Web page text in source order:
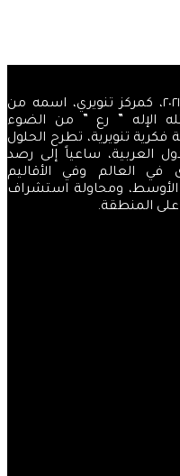
تأسس مركز رع للدراسات في يناير ٢٠٢١، كمركز تنويري، اسمه من
الإله ” رع ” من الضوء
تنويرية، تطرح الحلول
العربية، ساعياً إلى رصد
في العالم وفي الأقاليم
ومحاولة استشراف
على المنطقة.